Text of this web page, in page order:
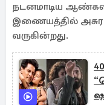
நடனமாடிய
இணையத்தில் அசுர
வருகின்றது.